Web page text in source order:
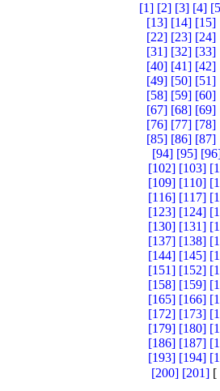
[1] [2] [3] [4]
[13] [14] [15]
[22] [23] [24]
[31] [32] [33]
[40] [41] [42]
[49] [50] [51]
[58] [59] [60]
[67] [68] [69]
[76] [77] [78]
[85] [86] [87]
[94] [95]
[102] [103]
[109] [110]
[116] [117]
[123] [124]
[130] [131]
[137] [138]
[144] [145]
[151] [152]
[158] [159]
[165] [166]
[172] [173]
[179] [180]
[186] [187]
[193] [194]
[200] [201] [